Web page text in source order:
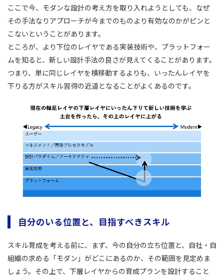
ここで今、モダンな設計の考え方を取り入れようとしても、なぜ
その手法なりアプローチが今までのものより有効なのかがピンと
こないということがあります。
ところが、より下位のレイヤである実装技術や、プラットフォー
ムを知ると、新しい設計手法の良さが見えてくることがあります。
つまり、単に同じレイヤを横移動するよりも、いったんレイヤを
下りる方がスキル習得の近道となることがよくあるのです。
自分のいる位置と、目指すべきスキル
スキル育成を考える前に、まず、今の自分の立ち位置と、自社・自
組織の求める「モダン」がどこにあるのか、その範囲を見定めま
しょう。その上で、下層レイヤからの育成プランを設計すること